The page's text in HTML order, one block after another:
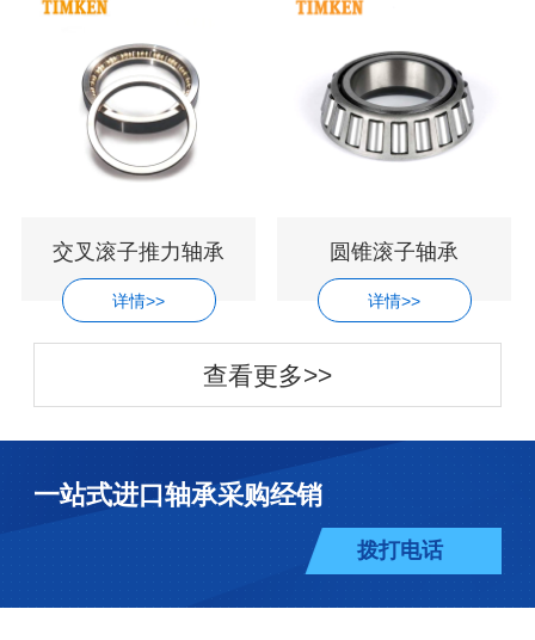
交叉滚子推力轴承
详情>>
圆锥滚子轴承
详情>>
查看更多>>
一站式进口轴承采购经销
拨打电话